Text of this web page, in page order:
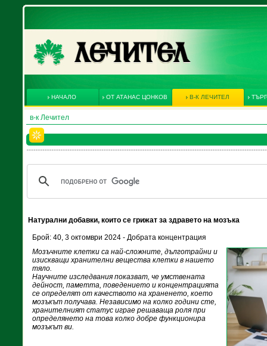
НАЧАЛО ОТ АТАНАС ЦОНКОВ В-К ЛЕЧИТЕЛ
в-к Лечител
Натурални добавки, които се грижат за здравето на мозъка
Брой: 40, 3 октомври 2024 - Добрата концентрация
Мозъчните клетки са най-сложните, дълготрайни и
изискващи хранителни вещества клетки в нашето
тяло.
Научните изследвания показват, че умствената
дейност, паметта, поведението и концентрацията
се определят от качеството на храненето, което
мозъкът получава. Независимо на колко години сте,
хранителният статус играе решаваща роля при
определянето на това колко добре функционира
мозъкът ви.